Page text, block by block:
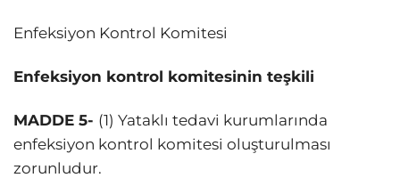
Enfeksiyon Kontrol Komitesi
Enfeksiyon kontrol komitesinin teşkili
MADDE 5- (1) Yataklı tedavi kurumlarında
enfeksiyon kontrol komitesi oluşturulması
zorunludur.